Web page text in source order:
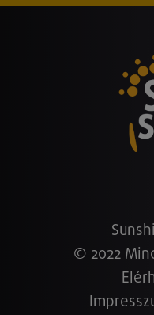
© 2022